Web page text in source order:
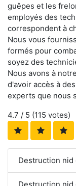
guêpes et les
employés des
correspondent à
Nous vous
formés pour
soyez des
Nous avons à
d'avoir accès à
experts que nous
4.7 / 5 (115 votes)
Destruction nid
Destruction nid